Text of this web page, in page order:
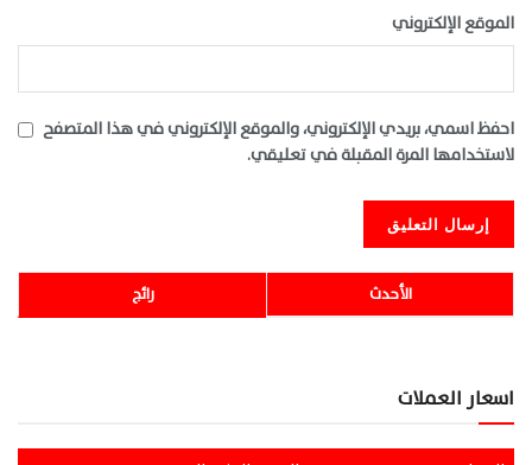
الموقع الإلكتروني
احفظ اسمي، بريدي الإلكتروني، والموقع الإلكتروني في هذا المتصفح
لاستخدامها المرة المقبلة في تعليقي.
رائج الأحدث
اسعار العملات